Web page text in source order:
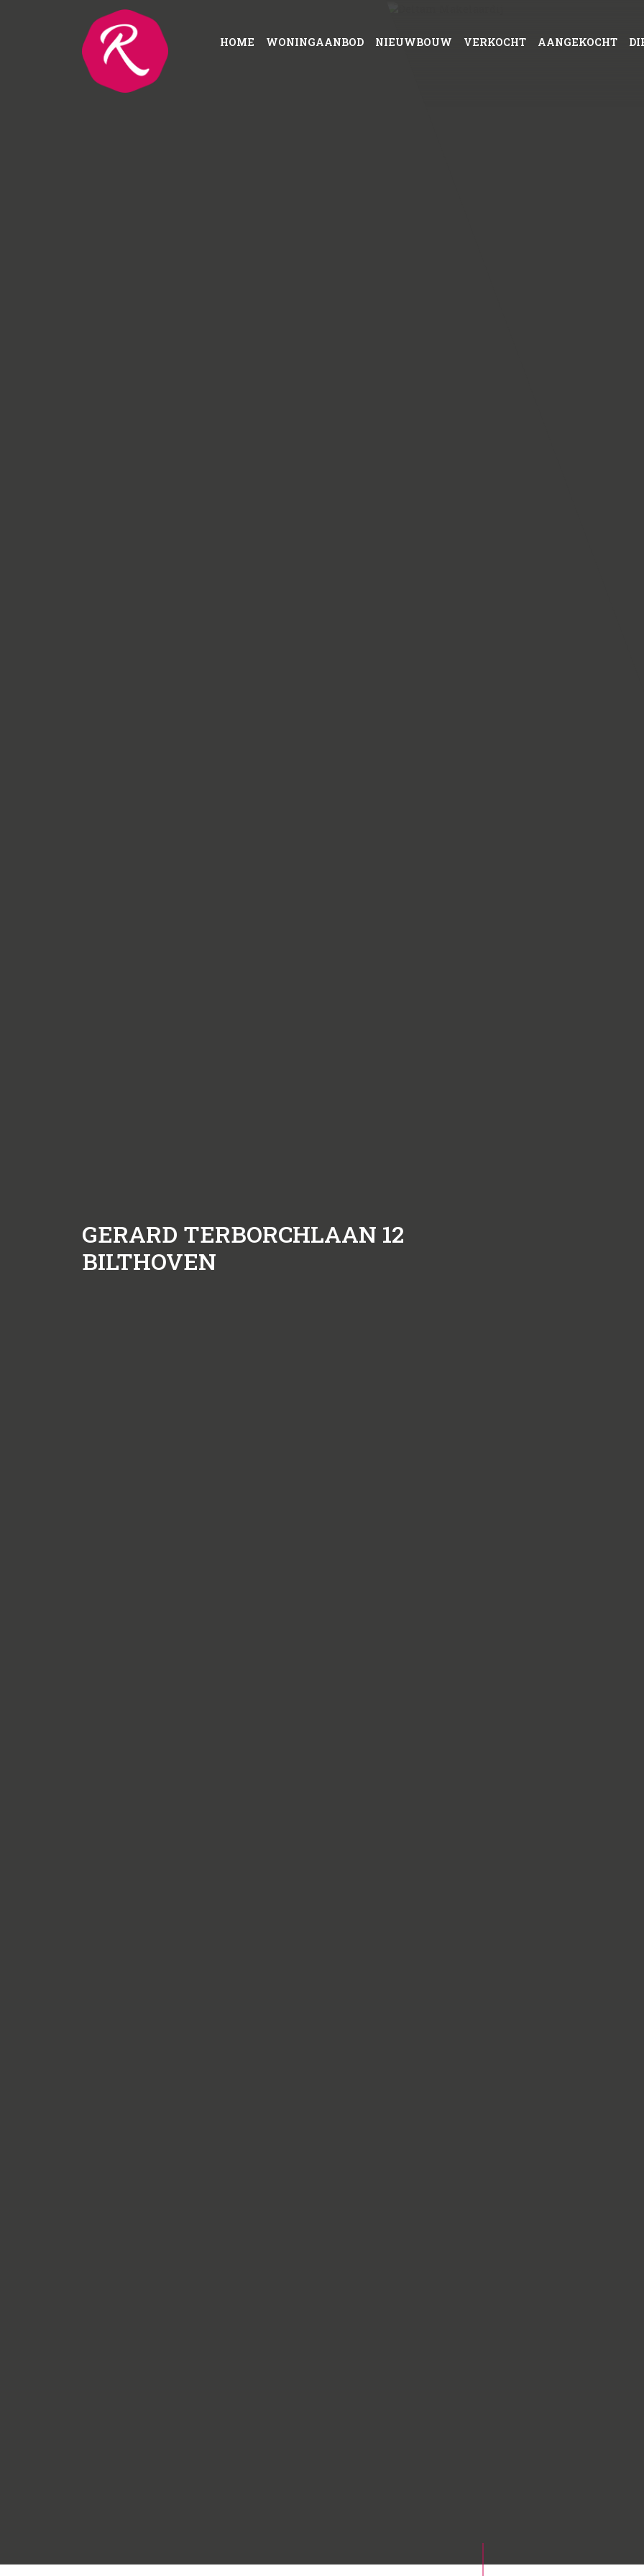
HOME WONINGAANBOD NIEUWBOUW VERKOCHT AANGEKOCHT
GERARD TERBORCHLAAN 12
BILTHOVEN